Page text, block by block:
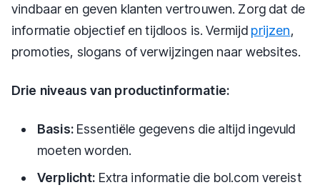
vindbaar en geven klanten vertrouwen. Zorg dat de
informatie objectief en tijdloos is. Vermijd prijzen,
promoties, slogans of verwijzingen naar websites.
Drie niveaus van productinformatie:
Basis:Essentiële gegevens die altijd ingevuld
moeten worden.
Verplicht: Extra informatie die bol.com vereist